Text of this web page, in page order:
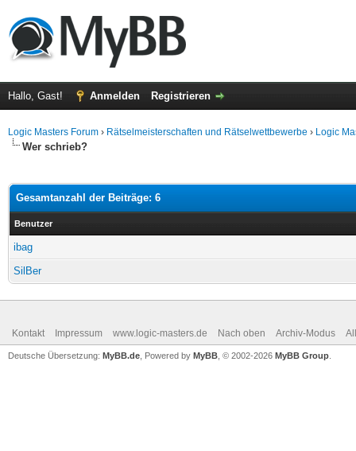
Hallo, Gast! Anmelden Registrieren
Logic Masters Forum › Rätselmeisterschaften und Rätselwettbewerbe › Logic
Wer schrieb?
Gesamtanzahl der Beiträge: 6
Benutzer
ibag
SilBer
Kontakt Impressum www.logic-masters.de Nach oben Archiv-Modus
Deutsche Übersetzung: MyBB.de , Powered by MyBB , © 2002-2026 MyBB Group